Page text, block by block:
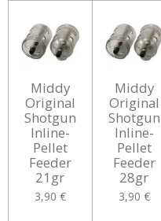
Middy
Original
Shotgun
Inline-
Pellet
Feeder
21gr
3,90 €
Middy
Original
Shotgun
Inline-
Pellet
Feeder
28gr
3,90 €